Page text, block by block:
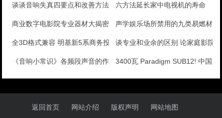
谈谈音响失真四要点和改善方法 六方法延长家中电视机的寿命
商业数字电影院专业器材大揭密 声学娱乐场所禁用的九类易燃材料
全3D格式兼容 明基新5系商务投影评测谈专业和业余的区别 论家庭影院
《音响小常识》各频段声音的作用音响基础3400瓦 Paradigm SUB12! 中国家
返回首页 网站介绍 版权声明 网站地图